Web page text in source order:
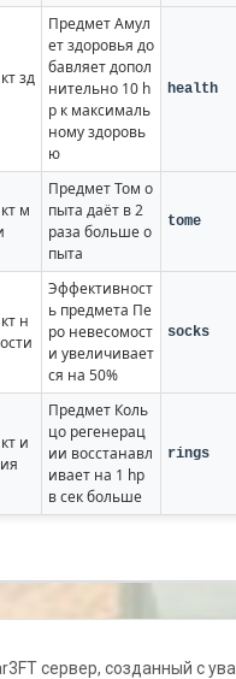
зд
Предмет Амул
ет здоровья до
бавляет допол
нительно 10 h
p к максималь
ному здоровь
ю
health
м
Предмет Том о
пыта даёт в 2
раза больше о
пыта
tome
н
Эффективност
ь предмета Пе
ро невесомост
и увеличивает
ся на 50%
socks
и
Предмет Коль
цо регенерац
ии восстанавл
ивает на 1 hp
в сек больше
rings
сервер, созданный с